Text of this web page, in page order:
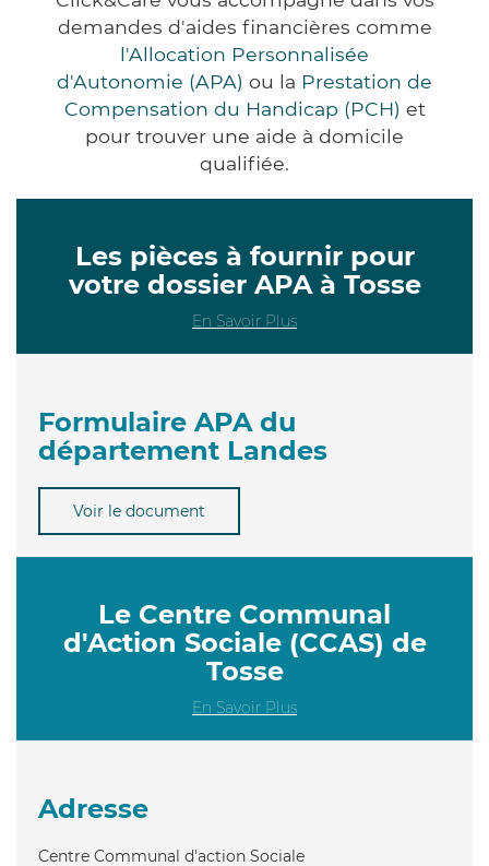
demandes d'aides financières comme
l'Allocation Personnalisée
d'Autonomie (APA) ou la Prestation de
Compensation du Handicap (PCH) et
pour trouver une aide à domicile
qualifiée.
Les pièces à fournir pour
votre dossier APA à Tosse
En Savoir Plus
Formulaire APA du
département Landes
Voir le document
Le Centre Communal
d'Action Sociale (CCAS) de
Tosse
En Savoir Plus
Adresse
Centre Communal d'action Sociale